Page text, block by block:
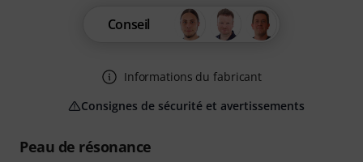
Peau de résonance
Conseil
Informations du fabricant
Consignes de sécurité et avertissements